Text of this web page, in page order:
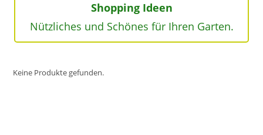
Shopping Ideen
Nützliches und Schönes für Ihren Garten.
Keine Produkte gefunden.